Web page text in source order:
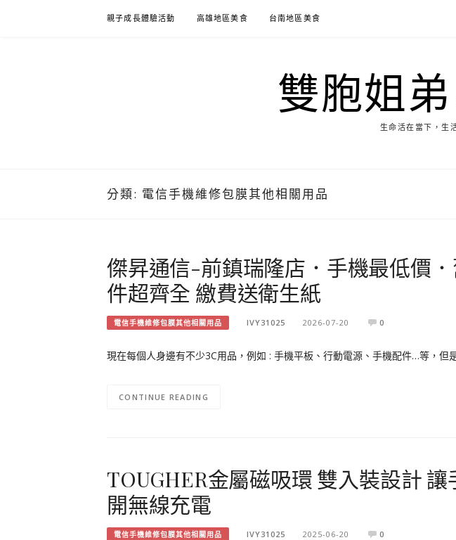
親子成長體驗活動 高雄地區美食 台南地區美食
雙胞姐
生命活在當下，生
分類: 電信手機維修包膜其他相關用品
傑昇通信-前鎮瑞隆店．手機最低價
件超齊全 繳費送衛生紙
電信手機維修包膜其他相關用品 IVY31025 2026-07-20 0
現在每個人身邊有不少3C用品，例如 : 手機平板、行動電源、手機配件…等，但
CONTINUE READING
TOUGHER金屬磁吸環 雙入裝設計
開無線充電
電信手機維修包膜其他相關用品 IVY31025 2025-06-20 0